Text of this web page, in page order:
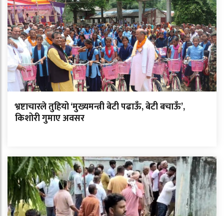
भ्रष्टाचारले तुहियो ‘मुख्यमन्त्री बेटी पढाऊँ, बेटी बचाऊँ’,
किशोरी गुमाए अवसर